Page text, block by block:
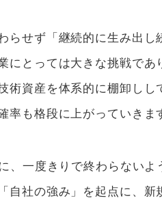
らせず「継続的に生み出し
にとっては大きな挑戦であ
術資産を体系的に棚卸し
も格段に上がっていきま
、一度きりで終わらないよ
社の強み」を起点に、新